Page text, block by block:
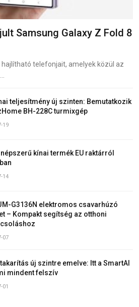
Samsung Galaxy Z Fold 8
telefonjait, amelyek közül az
teljesítmény új szinten: Bemutatkozik
BH-228C turmixgép
19
népszerű kínai termék EU raktárról
14
G3136N elektromos csavarhúzó
– Kompakt segítség az otthoni
07
új szintre emelve: Itt a SmartAI
mindent felszív
01